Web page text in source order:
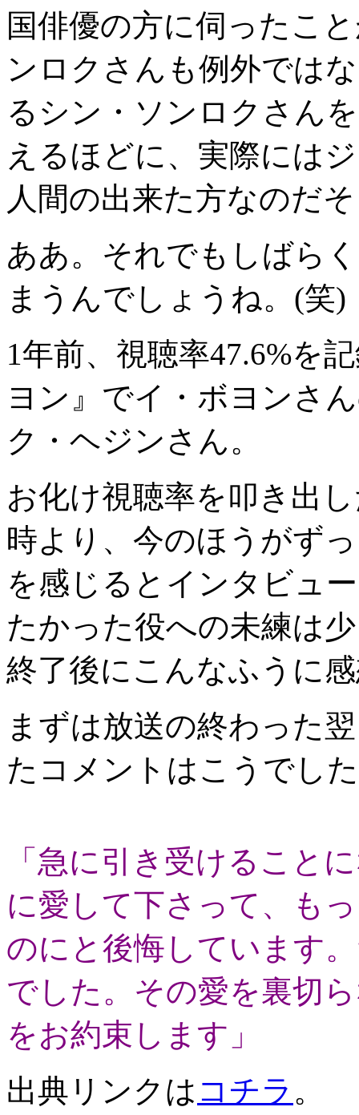
国俳優の方に伺ったこ
ンロクさんも例外では
るシン・ソンロクさん
えるほどに、実際には
人間の出来た方なのだ
ああ。それでもしばら
まうんでしょうね。(笑)
1年前、視聴率47.6%を
ヨン』でイ・ボヨンさ
ク・ヘジンさん。
お化け視聴率を叩き出
時より、今のほうがず
を感じるとインタビュ
たかった役への未練は
終了後にこんなふうに
まずは放送の終わった
たコメントはこうでし
「急に引き受けること
に愛して下さって、も
のにと後悔しています
でした。その愛を裏切
をお約束します」
出典リンクは コチラ 。